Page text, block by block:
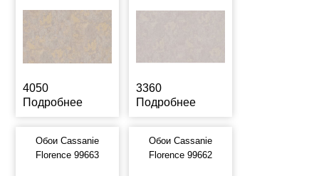
4050
Подробнее
3360
Подробнее
Обои Cassanie
Florence 99663
Обои Cassanie
Florence 99662